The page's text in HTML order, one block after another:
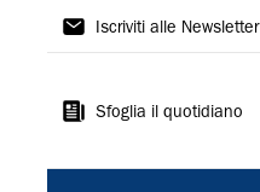
Il
Iscriviti alle Newsletter
Sfoglia il quotidiano